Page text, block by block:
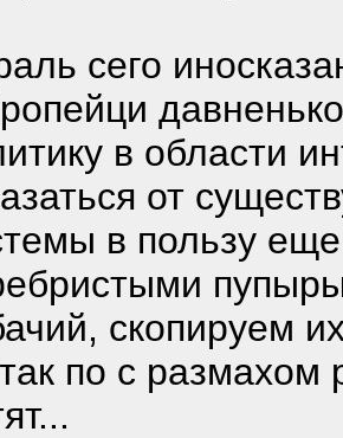
сего
в области
от
в пользу
скопируем
по с размахом